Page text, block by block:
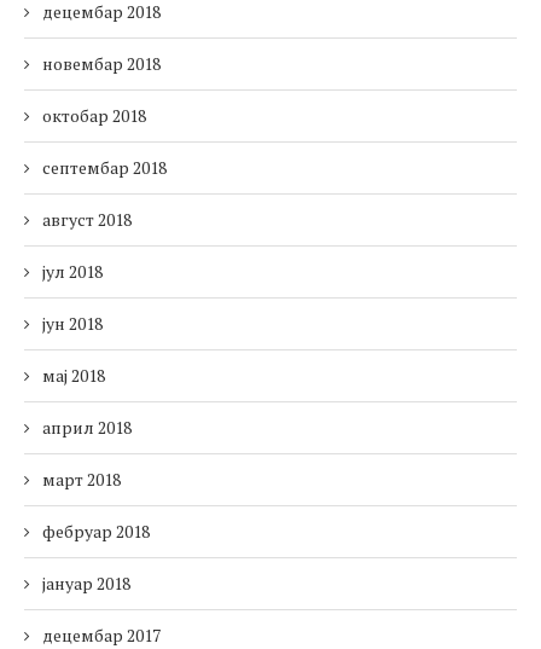
децембар 2018
новембар 2018
октобар 2018
септембар 2018
август 2018
јул 2018
јун 2018
мај 2018
април 2018
март 2018
фебруар 2018
јануар 2018
децембар 2017